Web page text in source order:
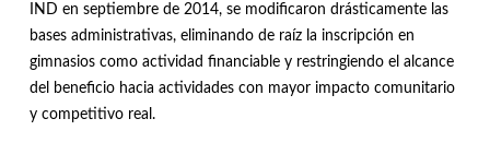
IND en septiembre de 2014, se modificaron drásticamente las
bases administrativas, eliminando de raíz la inscripción en
gimnasios como actividad financiable y restringiendo el alcance
del beneficio hacia actividades con mayor impacto comunitario
y competitivo real .